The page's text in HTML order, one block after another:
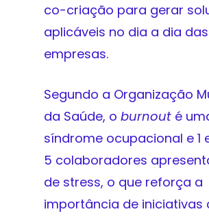
co-criação para gerar
aplicáveis no dia a dia das
empresas.
Segundo a Organização
da Saúde, o burnout é
síndrome ocupacional e 1
5 colaboradores
de stress, o que reforça a
importância de iniciativas